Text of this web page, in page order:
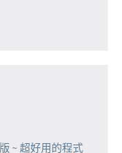
~ 超好用的程式